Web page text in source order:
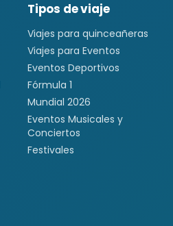
Tipos de viaje
Viajes para quinceañeras
Viajes para Eventos
Eventos Deportivos
Fórmula 1
Mundial 2026
Eventos Musicales y
Conciertos
Festivales